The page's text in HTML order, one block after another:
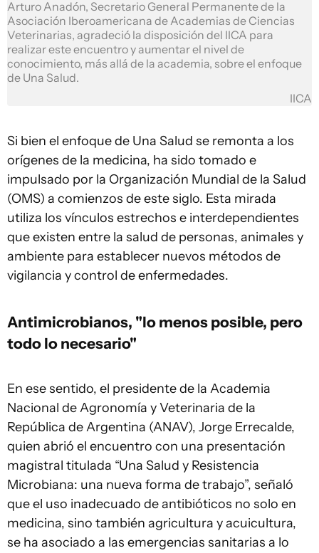
Arturo Anadón, Secretario General Permanente de la
Asociación Iberoamericana de Academias de Ciencias
Veterinarias, agradeció la disposición del IICA para
realizar este encuentro y aumentar el nivel de
conocimiento, más allá de la academia, sobre el enfoque
de Una Salud.
IICA
Si bien el enfoque de Una Salud se remonta a los
orígenes de la medicina, ha sido tomado e
impulsado por la Organización Mundial de la Salud
(OMS) a comienzos de este siglo. Esta mirada
utiliza los vínculos estrechos e interdependientes
que existen entre la salud de personas, animales y
ambiente para establecer nuevos métodos de
vigilancia y control de enfermedades.
Antimicrobianos, "lo menos posible, pero
todo lo necesario"
En ese sentido, el presidente de la Academia
Nacional de Agronomía y Veterinaria de la
República de Argentina (ANAV), Jorge Errecalde,
quien abrió el encuentro con una presentación
magistral titulada “Una Salud y Resistencia
Microbiana: una nueva forma de trabajo”, señaló
que el uso inadecuado de antibióticos no solo en
medicina, sino también agricultura y acuicultura,
se ha asociado a las emergencias sanitarias a lo